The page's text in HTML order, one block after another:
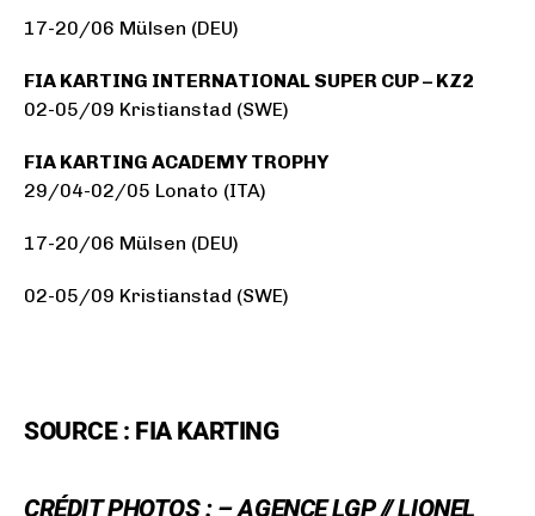
17-20/06 Mülsen (DEU)
FIA KARTING INTERNATIONAL SUPER CUP – KZ2
02-05/09 Kristianstad (SWE)
FIA KARTING ACADEMY TROPHY
29/04-02/05 Lonato (ITA)
17-20/06 Mülsen (DEU)
02-05/09 Kristianstad (SWE)
SOURCE : FIA KARTING
CRÉDIT PHOTOS : –AGENCE LGP // LIONEL